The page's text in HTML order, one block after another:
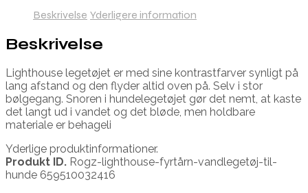
Beskrivelse Yderligere information
Beskrivelse
Lighthouse legetøjet er med sine kontrastfarver synligt på
lang afstand og den flyder altid oven på. Selv i stor
bølgegang. Snoren i hundelegetøjet gør det nemt, at kaste
det langt ud i vandet og det bløde, men holdbare
materiale er behageli
Yderlige produktinformationer.
Produkt ID. Rogz-lighthouse-fyrtårn-vandlegetøj-til-
hunde 659510032416